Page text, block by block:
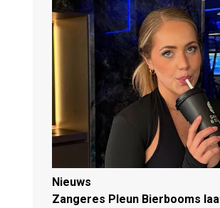
Nieuws
Zangeres Pleun Bierbooms